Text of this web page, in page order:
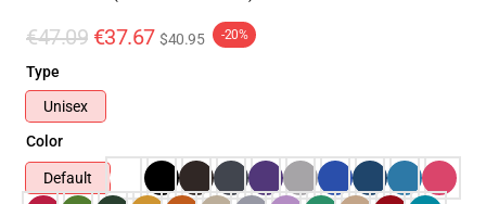
€47.09 €37.67 $40.95 -20%
Type
Unisex
Color
Default